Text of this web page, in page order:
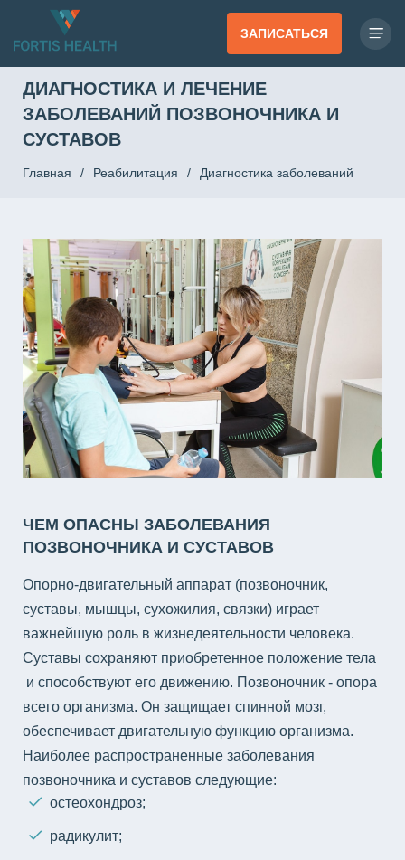
ЗАПИСАТЬСЯ
ДИАГНОСТИКА И ЛЕЧЕНИЕ
ЗАБОЛЕВАНИЙ ПОЗВОНОЧНИКА И
СУСТАВОВ
Главная / Реабилитация / Диагностика заболеваний
ЧЕМ ОПАСНЫ ЗАБОЛЕВАНИЯ
ПОЗВОНОЧНИКА И СУСТАВОВ
Опорно-двигательный аппарат (позвоночник,
суставы, мышцы, сухожилия, связки) играет
важнейшую роль в жизнедеятельности человека.
Суставы сохраняют приобретенное положение тела
и способствуют его движению. Позвоночник - опора
всего организма. Он защищает спинной мозг,
обеспечивает двигательную функцию организма.
Наиболее распространенные заболевания
позвоночника и суставов следующие:
остеохондроз;
радикулит;